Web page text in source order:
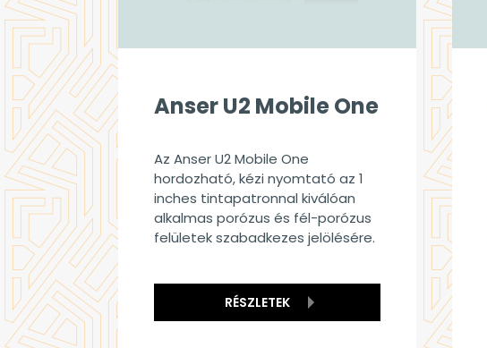
Anser U2 Mobile One
Az Anser U2 Mobile One
hordozható, kézi nyomtató az 1
inches tintapatronnal kiválóan
alkalmas porózus és fél-porózus
felületek szabadkezes jelölésére.
RÉSZLETEK